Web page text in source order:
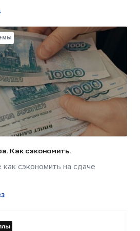
Как сэкономить.
сэкономить на сдаче